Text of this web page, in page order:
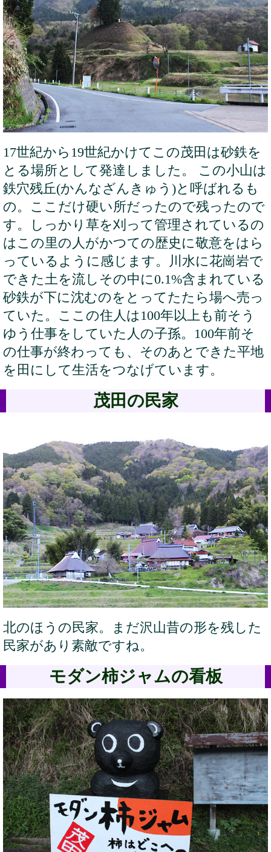
17世紀から19世紀かけてこの茂田は砂鉄を
とる場所として発達しました。 この小山は
鉄穴残丘(かんなざんきゅう)と呼ばれるも
の。ここだけ硬い所だったので残ったので
す。しっかり草を刈って管理されているの
はこの里の人がかつての歴史に敬意をはら
っているように感じます。川水に花崗岩で
できた土を流しその中に0.1%含まれている
砂鉄が下に沈むのをとってたたら場へ売っ
ていた。ここの住人は100年以上も前そう
ゆう仕事をしていた人の子孫。100年前そ
の仕事が終わっても、そのあとできた平地
を田にして生活をつなげています。
茂田の民家
北のほうの民家。まだ沢山昔の形を残した
民家があり素敵ですね。
モダン柿ジャムの看板